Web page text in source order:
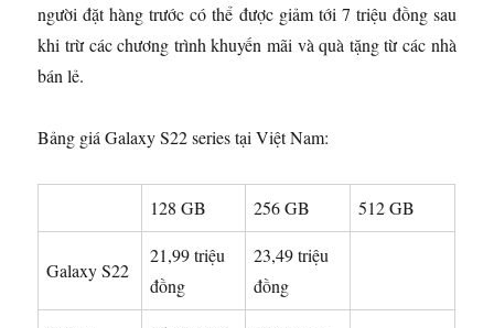
người đặt hàng trước có thể được giảm tới 7 triệu đồng sau
khi trừ các chương trình khuyến mãi và quà tặng từ các nhà
bán lẻ.
Bảng giá Galaxy S22 series tại Việt Nam:
128 GB 256 GB 512 GB
Galaxy S22
21,99 triệu
đồng
23,49 triệu
đồng